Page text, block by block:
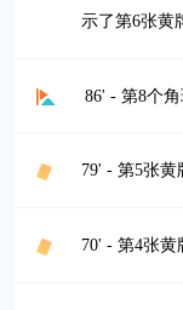
示了第6张黄
86' - 第8个
79' - 第5张
70' - 第4张